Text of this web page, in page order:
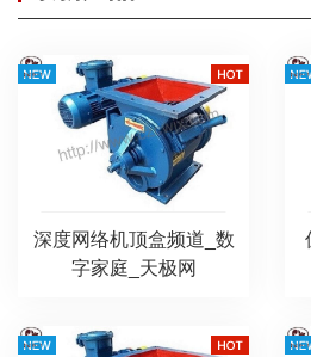
深度网络机顶盒频道_数
字家庭_天极网